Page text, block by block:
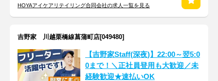
HOYAアイケアリテイリング合同会社の求人一覧を見る
吉野家 川越栗橋線菖蒲町店[049480]
【吉野家Staff(深夜)】22:00～翌5:0
0まで！＼正社員登用も大歓迎／未
経験歓迎★速払いOK